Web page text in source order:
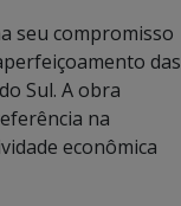
seu compromisso
das
Sul. A obra
na
econômica